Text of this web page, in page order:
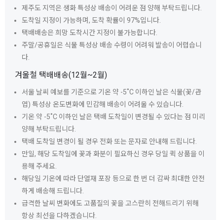
제주도 지역은 생화 특성상 배송이 어려운 점 양해 부탁드립니다.
도착일 지정이 가능하며, 도착 확률이 97%입니다.
택배배송은 희망 도착시간 지정이 불가능합니다.
주말/공휴일은 식물 특성상 배송 수령이 어려워 발송이 어렵습니
다.
겨울철 택배배송(12월~2월)
서울 날씨 예보를 기준으로 기온 약 -5˚C 이하인 날은 식물(꽃/관
엽) 특성상 온도변화에 민감해 배송이 어려울 수 있습니다.
기온 약 -5˚C 이하인 날은 택배 도착일이 변경될 수 있다는 점 미리
양해 부탁드립니다.
택배 도착일 변경이 될 경우 전화 또는 문자로 안내해 드립니다.
만일, 해당 도착일에 꽃과 화분이 필요하신 경우 당일 퀵 상품을 이
용해 주세요.
해당일 기온에 따라 단열재 포장 등으로 한 번 더 감싸 최대한 안전
하게 배송해 드립니다.
급격한 날씨 변화에도 고품질의 꽃을 고스란히 전해드리기 위해
항상 최선을 다하겠습니다.